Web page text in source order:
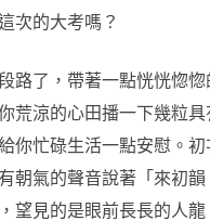
次的大考嗎？
路了，帶著一點恍恍惚惚
荒涼的心田播一下幾粒具
你忙碌生活一點安慰。初
朝氣的聲音說著「來初韻
望見的是眼前長長的人龍